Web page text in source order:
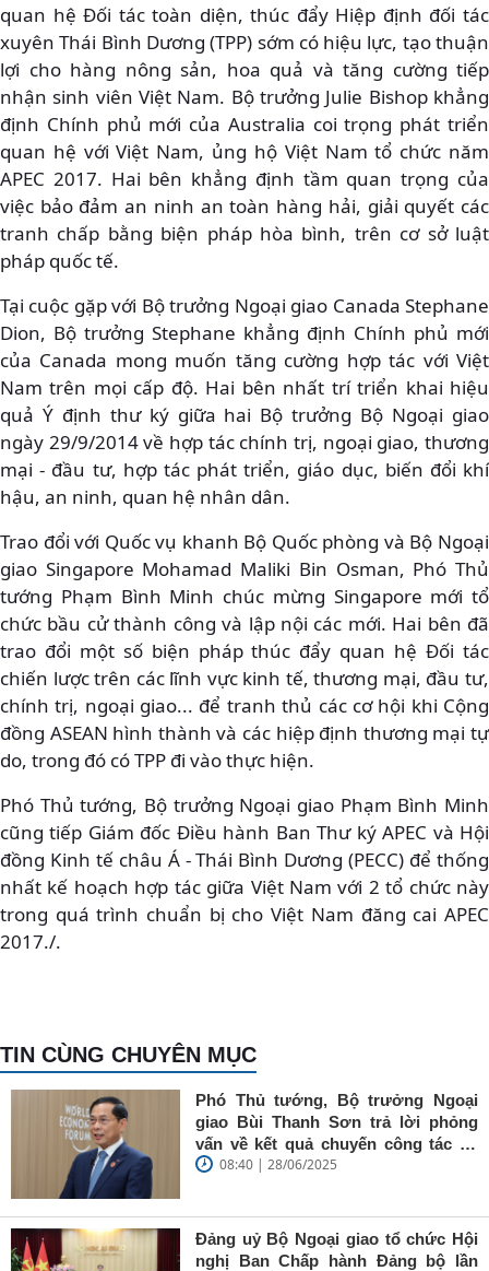
quan hệ Đối tác toàn diện, thúc đẩy Hiệp định đối tác
xuyên Thái Bình Dương (TPP) sớm có hiệu lực, tạo thuận
lợi cho hàng nông sản, hoa quả và tăng cường tiếp
nhận sinh viên Việt Nam. Bộ trưởng Julie Bishop khẳng
định Chính phủ mới của Australia coi trọng phát triển
quan hệ với Việt Nam, ủng hộ Việt Nam tổ chức năm
APEC 2017. Hai bên khẳng định tầm quan trọng của
việc bảo đảm an ninh an toàn hàng hải, giải quyết các
tranh chấp bằng biện pháp hòa bình, trên cơ sở luật
pháp quốc tế.
Tại cuộc gặp với Bộ trưởng Ngoại giao Canada Stephane
Dion, Bộ trưởng Stephane khẳng định Chính phủ mới
của Canada mong muốn tăng cường hợp tác với Việt
Nam trên mọi cấp độ. Hai bên nhất trí triển khai hiệu
quả Ý định thư ký giữa hai Bộ trưởng Bộ Ngoại giao
ngày 29/9/2014 về hợp tác chính trị, ngoại giao, thương
mại - đầu tư, hợp tác phát triển, giáo dục, biến đổi khí
hậu, an ninh, quan hệ nhân dân.
Trao đổi với Quốc vụ khanh Bộ Quốc phòng và Bộ Ngoại
giao Singapore Mohamad Maliki Bin Osman, Phó Thủ
tướng Phạm Bình Minh chúc mừng Singapore mới tổ
chức bầu cử thành công và lập nội các mới. Hai bên đã
trao đổi một số biện pháp thúc đẩy quan hệ Đối tác
chiến lược trên các lĩnh vực kinh tế, thương mại, đầu tư,
chính trị, ngoại giao... để tranh thủ các cơ hội khi Cộng
đồng ASEAN hình thành và các hiệp định thương mại tự
do, trong đó có TPP đi vào thực hiện.
Phó Thủ tướng, Bộ trưởng Ngoại giao Phạm Bình Minh
cũng tiếp Giám đốc Điều hành Ban Thư ký APEC và Hội
đồng Kinh tế châu Á - Thái Bình Dương (PECC) để thống
nhất kế hoạch hợp tác giữa Việt Nam với 2 tổ chức này
trong quá trình chuẩn bị cho Việt Nam đăng cai APEC
2017./.
TIN CÙNG CHUYÊN MỤC
Phó Thủ tướng, Bộ trưởng Ngoại
giao Bùi Thanh Sơn trả lời phỏng
vấn về kết quả chuyến công tác tại
Trung Quốc của Thủ tướng Chính
08:40 | 28/06/2025
Đảng uỷ Bộ Ngoại giao tổ chức Hội
nghị Ban Chấp hành Đảng bộ lần